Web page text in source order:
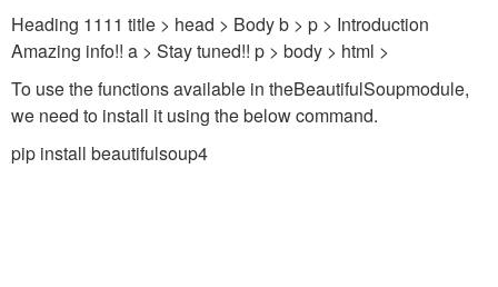
Heading 1111 title > head > Body b > p > Introduction
Amazing info!! a > Stay tuned!! p > body > html >
To use the functions available in theBeautifulSoupmodule,
we need to install it using the below command.
pip install beautifulsoup4